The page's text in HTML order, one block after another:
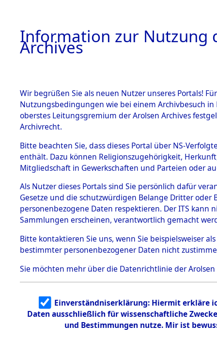
BESTÄNDE
1.
mente
5. Verschiedenes
5.3
Todesmärsche
5.3.1 Alliierte
Erhebungen
zu
Todesmärsch
en
5.3.2
Identifizierun
g
5.3.3
Todesmärsch
auf dem
zur
Roding,
zwischen
km)
Leben
0002
Information zur Nutzung
Archives
Wir begrüßen Sie als neuen Nutzer unseres Portals!
Nutzungsbedingungen wie bei einem Archivbesuch
oberstes Leitungsgremium der Arolsen Archives
Archivrecht.
Bitte beachten Sie, dass dieses Portal über NS-
enthält. Dazu können Religionszugehörigkeit,
Mitgliedschaft in Gewerkschaften und Parteien oder
Als Nutzer dieses Portals sind Sie persönlich dafür
Gesetze und die schutzwürdigen Belange Dritter
personenbezogene Daten respektieren. Der ITS
Sammlungen erscheinen, verantwortlich gemacht
Bitte kontaktieren Sie uns, wenn Sie beispielsweiser
bestimmter personenbezogener Daten nicht
Sie möchten mehr über die Datenrichtlinie der Arolsen
Einverständniserklärung: Hiermit erkläre
Daten ausschließlich für wissenschaftliche
und Bestimmungen nutze. Mir ist